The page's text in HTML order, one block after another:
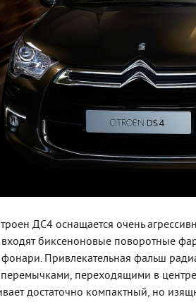
ДС4 оснащается очень
входят биксеноновые поворотные
Привлекательная фальш
переходящими в
достаточно компактный, но